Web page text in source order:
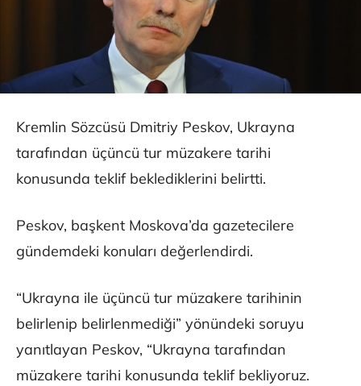
Kremlin Sözcüsü Dmitriy Peskov, Ukrayna
tarafından üçüncü tur müzakere tarihi
konusunda teklif beklediklerini belirtti.
Peskov, başkent Moskova’da gazetecilere
gündemdeki konuları değerlendirdi.
“Ukrayna ile üçüncü tur müzakere tarihinin
belirlenip belirlenmediği” yönündeki soruyu
yanıtlayan Peskov, “Ukrayna tarafından
müzakere tarihi konusunda teklif bekliyoruz.